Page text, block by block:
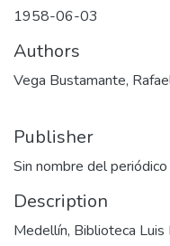
1958-06-03
Authors
Vega Bustamante,
Publisher
Sin nombre del periódico
Description
Medellín, Biblioteca Luis